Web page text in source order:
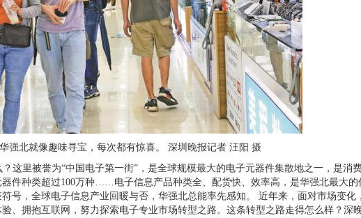
就像趣味寻宝，每次都有惊喜。 深圳晚报记者 汪阳 摄
这里被誉为“中国电子第一街”，是全球规模最大的电子元器件集散地之一，是消
件种类超过100万种……电子信息产品种类全、配货快、效率高，是华强北最大的
号，全球电子信息产业回暖与否，华强北总能率先感知。 近年来，面对市场变化
、拥抱互联网，努力探索电子专业市场转型之路。这条转型之路走得怎么样？深